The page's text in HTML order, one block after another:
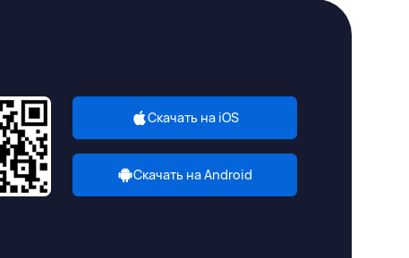
Скачать на iOS
Скачать на Android